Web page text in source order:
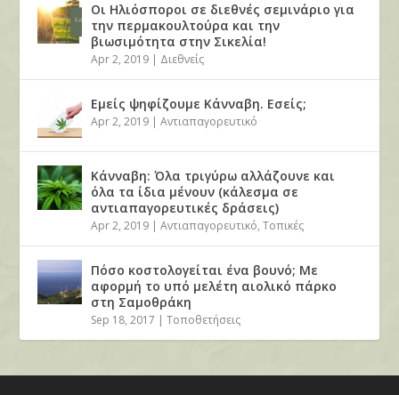
Οι Ηλιόσποροι σε διεθνές σεμινάριο για
την περμακουλτούρα και την
βιωσιμότητα στην Σικελία!
Apr 2, 2019 | Διεθνείς
Εμείς ψηφίζουμε Κάνναβη. Εσείς;
Apr 2, 2019 |Αντιαπαγορευτικό
Κάνναβη: Όλα τριγύρω αλλάζουνε και
όλα τα ίδια μένουν (κάλεσμα σε
αντιαπαγορευτικές δράσεις)
Apr 2, 2019 |Αντιαπαγορευτικό,Τοπικές
Πόσο κοστολογείται ένα βουνό; Με
αφορμή το υπό μελέτη αιολικό πάρκο
στη Σαμοθράκη
Sep 18, 2017 |Τοποθετήσεις